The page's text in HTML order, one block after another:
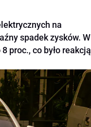
na
spadek zysków. W
proc., co było reakcją